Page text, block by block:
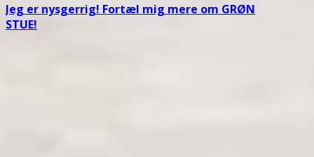
Jeg er nysgerrig! Fortæl mig mere om GRØN
STUE!